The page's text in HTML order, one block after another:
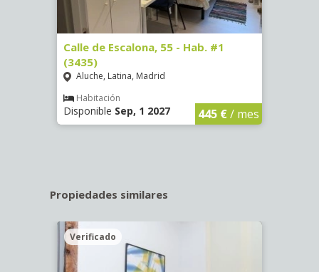
Calle de Escalona, 55 - Hab. #1
(3435)
Aluche, Latina, Madrid
Habitación
Disponible Sep, 1 2027 445 €/ mes
Propiedades similares
Verificado